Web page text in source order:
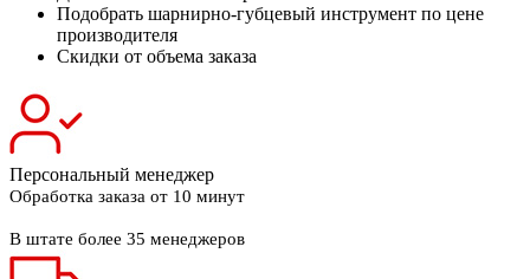
Подобрать шарнирно-губцевый инструмент по цене
производителя
Скидки от объема заказа
Персональный менеджер
Обработка заказа от 10 минут
В штате более 35 менеджеров